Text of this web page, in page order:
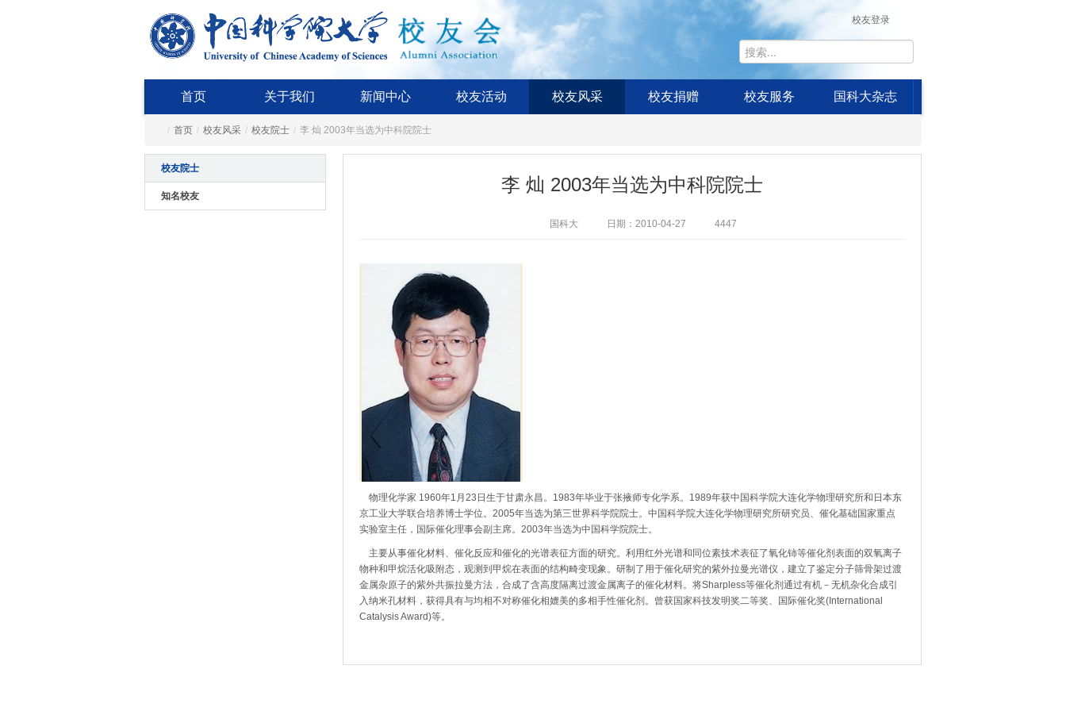
校友登录
首页 关于我们 新闻中心 校友活动 校友风采 校友捐赠 校友服务 国科大杂志
/ 首页 / 校友风采 / 校友院士 / 李 灿 2003年当选为中科院院士
校友院士
知名校友
李 灿 2003年当选为中科院院士
国科大 日期：2010-04-27 4447
物理化学家 1960年1月23日生于甘肃永昌。1983年毕业于张掖师专化学系。1989年获中国科学院大连化学物理研究所和日本东
京工业大学联合培养博士学位。2005年当选为第三世界科学院院士。中国科学院大连化学物理研究所研究员、催化基础国家重点
实验室主任，国际催化理事会副主席。2003年当选为中国科学院院士。
主要从事催化材料、催化反应和催化的光谱表征方面的研究。利用红外光谱和同位素技术表征了氧化铈等催化剂表面的双氧离子
物种和甲烷活化吸附态，观测到甲烷在表面的结构畸变现象。研制了用于催化研究的紫外拉曼光谱仪，建立了鉴定分子筛骨架过渡
金属杂原子的紫外共振拉曼方法，合成了含高度隔离过渡金属离子的催化材料。将Sharpless等催化剂通过有机－无机杂化合成引
入纳米孔材料，获得具有与均相不对称催化相媲美的多相手性催化剂。曾获国家科技发明奖二等奖、国际催化奖(International
Catalysis Award)等。